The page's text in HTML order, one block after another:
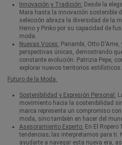
Innovación y Tradición: Desde la
Mara hasta la innovación sostenible
selección abraza la diversidad de la
Herno y Pinko por su capacidad de
moda.
Nuevas Voces: Panambi Otto D'Ame
perspectivas únicas, demostrando
constante evolución. Patrizia Pepe,
explorar nuevos territorios estilísticos.
Futuro de la Moda:
Sostenibilidad y Expresión Personal:
movimiento hacia la sostenibilidad
marca representa un compromiso
moda, sino también en hacer del
Asesoramiento Experto: En El
tendencias; las interpretamos para ti.
ayudarte a navegar esta nueva era,